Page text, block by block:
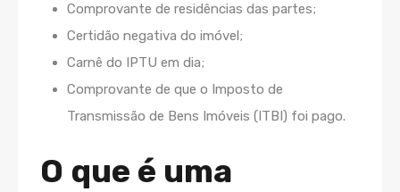
Comprovante de residências das partes;
Certidão negativa do imóvel;
Carnê do IPTU em dia;
Comprovante de que o Imposto de
Transmissão de Bens Imóveis (ITBI) foi pago.
O que é uma